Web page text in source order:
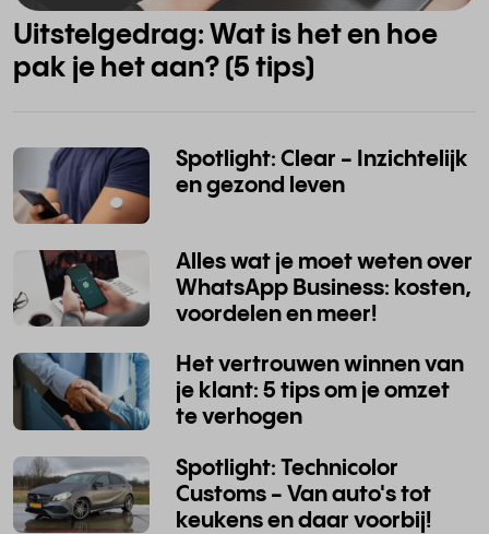
Uitstelgedrag: Wat is het en hoe
pak je het aan? (5 tips)
Spotlight: Clear - Inzichtelijk
en gezond leven
Alles wat je moet weten over
WhatsApp Business: kosten,
voordelen en meer!
Het vertrouwen winnen van
je klant: 5 tips om je omzet
te verhogen
Spotlight: Technicolor
Customs - Van auto's tot
keukens en daar voorbij!